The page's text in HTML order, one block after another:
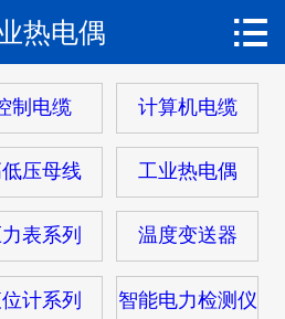
关于我们
产品中心
热门电缆
客户服务
热电偶 
制电缆 计算机电缆
压母线 工业热电偶
表系列 温度变送器
计系列 智能电力检测仪